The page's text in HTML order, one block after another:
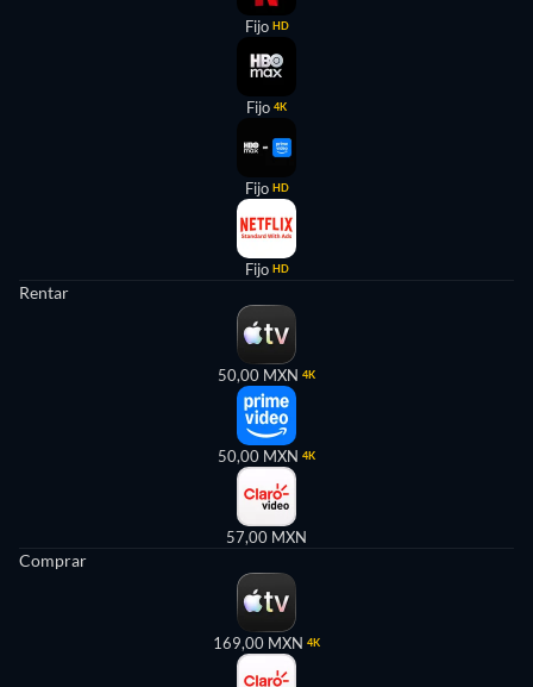
Fijo HD
Fijo 4K
Fijo HD
Fijo HD
Rentar
50,00 MXN 4K
50,00 MXN 4K
57,00 MXN
Comprar
169,00 MXN 4K